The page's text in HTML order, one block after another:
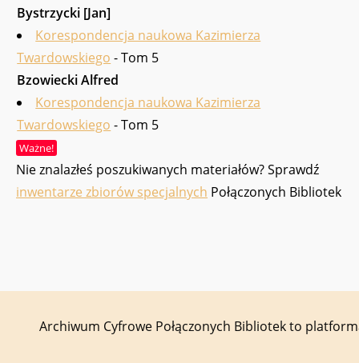
Bystrzycki [Jan]
Korespondencja naukowa Kazimierza
Twardowskiego - Tom 5
Bzowiecki Alfred
Korespondencja naukowa Kazimierza
Twardowskiego - Tom 5
Ważne!
Nie znalazłeś poszukiwanych materiałów? Sprawdź
inwentarze zbiorów specjalnych Połączonych Bibliotek
Archiwum Cyfrowe Połączonych Bibliotek to